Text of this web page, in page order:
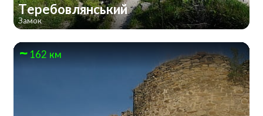
Теребовлянський
Замок
162 км